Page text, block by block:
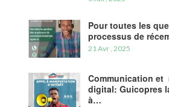
Pour toutes les
processus de
21 Avr , 2025
Communication et
digital: Guicopres
à…